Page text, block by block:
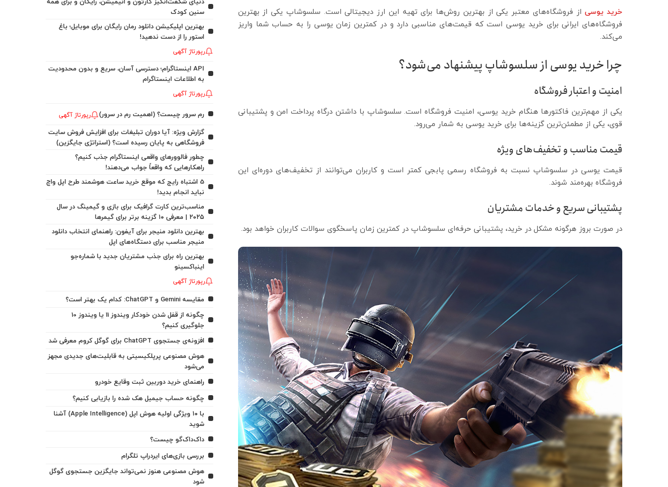
خرید یوسی از فروشگاه‌های معتبر یکی از بهترین روش‌ها برای تهیه این ارز دیجیتالی است. سلسوشاپ یکی از بهترین
فروشگاه‌های ایرانی برای خرید یوسی است که قیمت‌های مناسبی دارد و در کمترین زمان یوسی را به حساب شما واریز
می‌کند.
چرا خرید یوسی از سلسوشاپ پیشنهاد می‌شود؟
امنیت و اعتبار فروشگاه
یکی از مهم‌ترین فاکتورها هنگام خرید یوسی، امنیت فروشگاه است. سلسوشاپ با داشتن درگاه پرداخت امن و پشتیبانی
قوی، یکی از مطمئن‌ترین گزینه‌ها برای خرید یوسی به شمار می‌رود.
قیمت مناسب و تخفیف‌های ویژه
قیمت یوسی در سلسوشاپ نسبت به فروشگاه رسمی پابجی کمتر است و کاربران می‌توانند از تخفیف‌های دوره‌ای این
فروشگاه بهره‌مند شوند.
پشتیبانی سریع و خدمات مشتریان
در صورت بروز هرگونه مشکل در خرید، پشتیبانی حرفه‌ای سلسوشاپ در کمترین زمان پاسخگوی سوالات کاربران خواهد بود.
سنین کودک
بهترین اپلیکیشن دانلود رمان رایگان برای موبایل؛ باغ
استور را از دست ندهید!
رپورتاژ آگهی
API اینستاگرام؛ دسترسی آسان، سریع و بدون محدودیت
به اطلاعات اینستاگرام
رپورتاژ آگهی
رم سرور چیست؟ (اهمیت رم در سرور) رپورتاژ آگهی
گزارش ویژه: آیا دوران تبلیغات برای افزایش فروش سایت
فروشگاهی به پایان رسیده است؟ (استراتژی جایگزین)
چطور فالوورهای واقعی اینستاگرام جذب کنیم؟
راهکارهایی که واقعاً جواب می‌دهند!
5 اشتباه رایج که موقع خرید ساعت هوشمند طرح اپل واچ
نباید انجام بدید!
مناسب‌ترین کارت گرافیک برای بازی و گیمینگ در سال
۲۰۲۵ | معرفی ۱۰ گزینه برتر برای گیمرها
بهترین دانلود منیجر برای آیفون: راهنمای انتخاب دانلود
منیجر مناسب برای دستگاه‌های اپل
بهترین راه برای جذب مشتریان جدید با شماره‌جو
اینباکسینو
رپورتاژ آگهی
مقایسه Gemini و ChatGPT: کدام یک بهتر است؟
چگونه از قفل شدن خودکار ویندوز 11 یا ویندوز 10
جلوگیری کنیم؟
افزونه‌ی جستجوی ChatGPT برای گوگل کروم معرفی شد
هوش مصنوعی پرپلکیسیتی به قابلیت‌های جدیدی مجهز
می‌شود
راهنمای خرید دوربین ثبت وقایع خودرو
چگونه حساب جیمیل هک شده را بازیابی کنیم؟
با ۱۰ ویژگی اولیه هوش اپل (Apple Intelligence) آشنا
شوید
داک‌داک‌گو چیست؟
بررسی بازی‌های ایردراپ تلگرام
هوش مصنوعی هنوز نمی‌تواند جایگزین جستجوی گوگل
شود